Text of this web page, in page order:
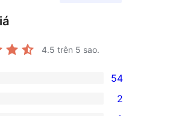
4.5 trên 5 sao.
54
2